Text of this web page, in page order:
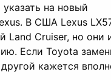
на новый
В США Lexus
Land Cruiser, но они
Если Toyota
кажется